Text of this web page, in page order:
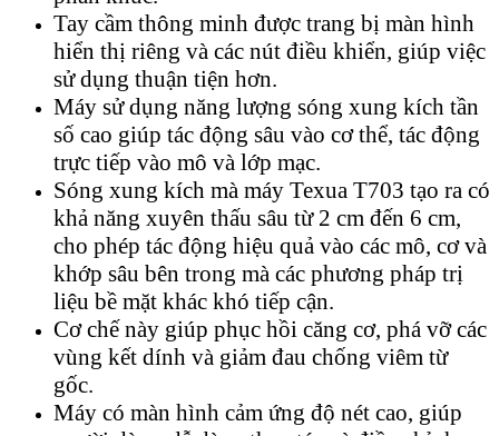
Tay cầm thông minh được trang bị màn hình
hiển thị riêng và các nút điều khiển, giúp việc
sử dụng thuận tiện hơn.
Máy sử dụng năng lượng sóng xung kích tần
số cao giúp tác động sâu vào cơ thể, tác động
trực tiếp vào mô và lớp mạc.
Sóng xung kích mà máy Texua T703 tạo ra có
khả năng xuyên thấu sâu từ 2 cm đến 6 cm,
cho phép tác động hiệu quả vào các mô, cơ và
khớp sâu bên trong mà các phương pháp trị
liệu bề mặt khác khó tiếp cận.
Cơ chế này giúp phục hồi căng cơ, phá vỡ các
vùng kết dính và giảm đau chống viêm từ
gốc.
Máy có màn hình cảm ứng độ nét cao, giúp